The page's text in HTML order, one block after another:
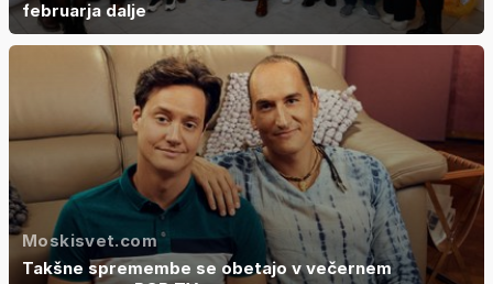
februarja dalje
Moskisvet.com
Takšne spremembe se obetajo v večernem